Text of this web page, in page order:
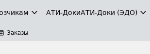
АТИ-ДокиАТИ-Доки (ЭДО)
Заказы